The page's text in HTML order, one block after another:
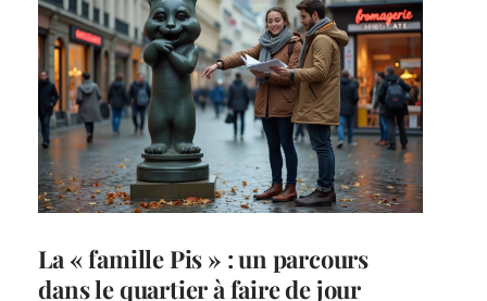
La « famille Pis » : un parcours
dans le quartier à faire de jour